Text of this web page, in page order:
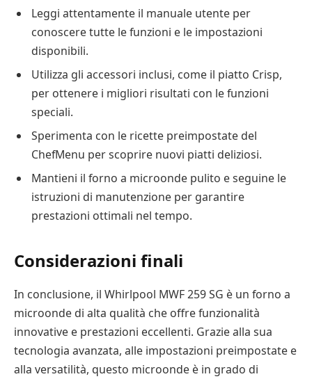
Leggi attentamente il manuale utente per
conoscere tutte le funzioni e le impostazioni
disponibili.
Utilizza gli accessori inclusi, come il piatto Crisp,
per ottenere i migliori risultati con le funzioni
speciali.
Sperimenta con le ricette preimpostate del
ChefMenu per scoprire nuovi piatti deliziosi.
Mantieni il forno a microonde pulito e seguine le
istruzioni di manutenzione per garantire
prestazioni ottimali nel tempo.
Considerazioni finali
In conclusione, il Whirlpool MWF 259 SG è un forno a
microonde di alta qualità che offre funzionalità
innovative e prestazioni eccellenti. Grazie alla sua
tecnologia avanzata, alle impostazioni preimpostate e
alla versatilità, questo microonde è in grado di